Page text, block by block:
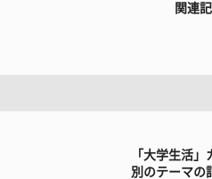
関連
「大学生活」
別のテーマの